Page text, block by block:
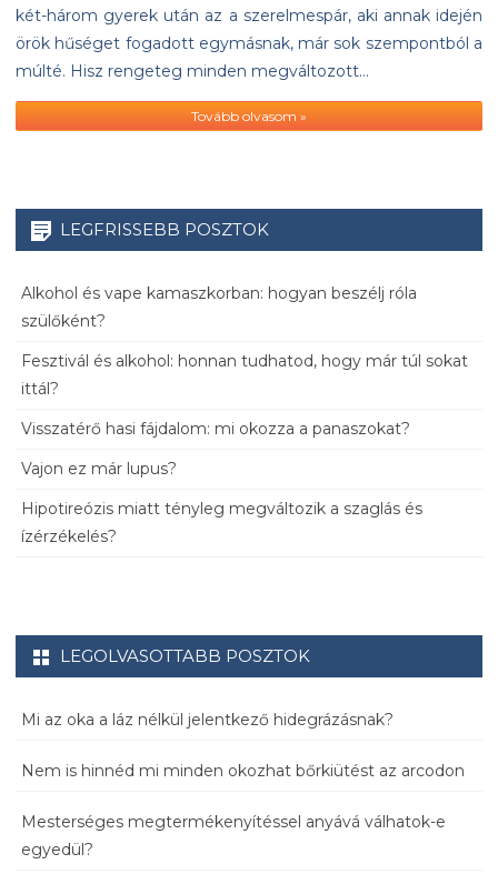
két-három gyerek után az a szerelmespár, aki annak idején
örök hűséget fogadott egymásnak, már sok szempontból a
múlté. Hisz rengeteg minden megváltozott…
Tovább olvasom »
LEGFRISSEBB POSZTOK
Alkohol és vape kamaszkorban: hogyan beszélj róla
szülőként?
Fesztivál és alkohol: honnan tudhatod, hogy már túl sokat
ittál?
Visszatérő hasi fájdalom: mi okozza a panaszokat?
Vajon ez már lupus?
Hipotireózis miatt tényleg megváltozik a szaglás és
ízérzékelés?
LEGOLVASOTTABB POSZTOK
Mi az oka a láz nélkül jelentkező hidegrázásnak?
Nem is hinnéd mi minden okozhat bőrkiütést az arcodon
Mesterséges megtermékenyítéssel anyává válhatok-e
egyedül?